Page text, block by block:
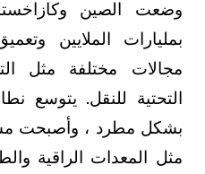
وضعت الصين
بمليارات الملايين
مجالات مختلفة مثل
التحتية للنقل. يتوسع
بشكل مطرد ، وأصبحت
مثل المعدات الراقية